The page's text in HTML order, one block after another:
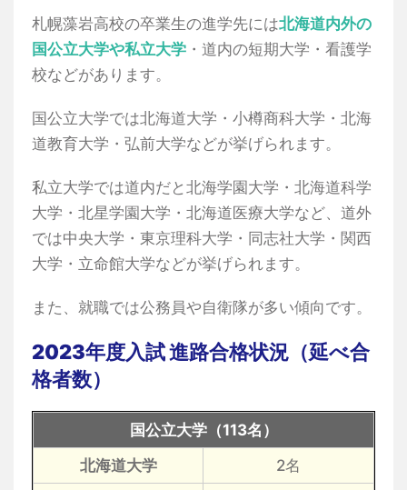
札幌藻岩高校の卒業生の進学先には北海道内外の
国公立大学や私立大学 ・道内の短期大学・看護学
校などがあります。
国公立大学では北海道大学・小樽商科大学・北海
道教育大学・弘前大学などが挙げられます。
私立大学では道内だと北海学園大学・北海道科学
大学・北星学園大学・北海道医療大学など、道外
では中央大学・東京理科大学・同志社大学・関西
大学・立命館大学などが挙げられます。
また、就職では公務員や自衛隊が多い傾向です。
2023年度入試 進路合格状況（延べ合
格者数）
国公立大学（113名）
北海道大学
2名